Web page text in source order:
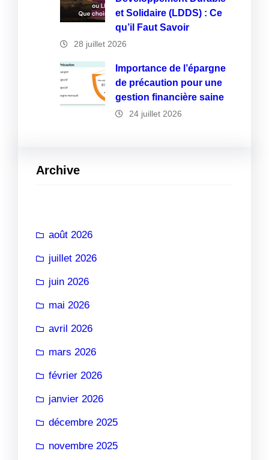
et Solidaire (LDDS) : Ce
qu’il Faut Savoir
28 juillet 2026
Importance de l’épargne
de précaution pour une
gestion financière saine
24 juillet 2026
Archive
août 2026
juillet 2026
juin 2026
mai 2026
avril 2026
mars 2026
février 2026
janvier 2026
décembre 2025
novembre 2025